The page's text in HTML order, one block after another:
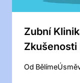
Zubní
Zkušenosti
Od